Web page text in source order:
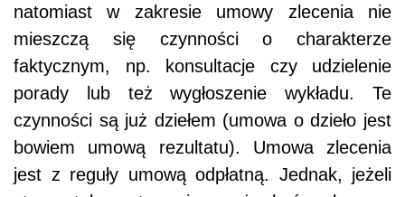
natomiast w zakresie umowy zlecenia nie
mieszczą się czynności o charakterze
faktycznym, np. konsultacje czy udzielenie
porady lub też wygłoszenie wykładu. Te
czynności są już dziełem (umowa o dzieło jest
bowiem umową rezultatu). Umowa zlecenia
jest z reguły umową odpłatną. Jednak, jeżeli